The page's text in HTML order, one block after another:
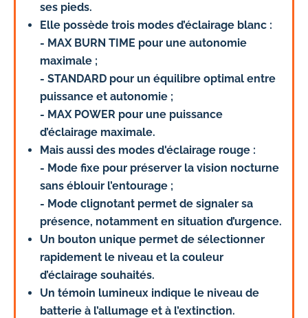
ses pieds.
Elle possède trois modes d’éclairage blanc :
- MAX BURN TIME pour une autonomie
maximale ;
- STANDARD pour un équilibre optimal entre
puissance et autonomie ;
- MAX POWER pour une puissance
d’éclairage maximale.
Mais aussi des modes d'éclairage rouge :
- Mode fixe pour préserver la vision nocturne
sans éblouir l’entourage ;
- Mode clignotant permet de signaler sa
présence, notamment en situation d’urgence.
Un bouton unique permet de sélectionner
rapidement le niveau et la couleur
d’éclairage souhaités.
Un témoin lumineux indique le niveau de
batterie à l’allumage et à l’extinction.